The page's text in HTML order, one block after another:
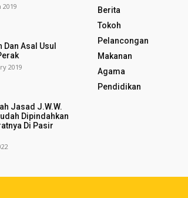
2019
Dan Asal Usul
2019
Jasad J.W.W.
Dipindahkan
Di Pasir
Berita
Tokoh
Pelancongan
Makanan
Agama
Pendidikan